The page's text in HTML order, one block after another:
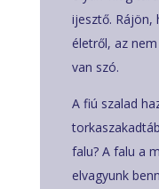
ijesztő. Rájön,
életről, az
van szó.
A fiú szalad
falu? A falu a
elvagyunk